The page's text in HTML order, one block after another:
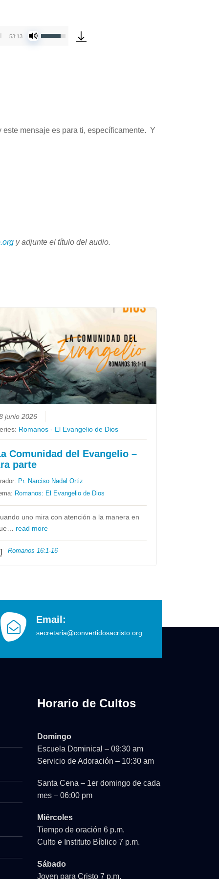
53:13
o
mensaje es para ti, específicamente. Y
y adjunte el título del audio.
junio 2026
Romanos - El Evangelio de Dios
Comunidad del Evangelio –
parte
Pr. Narciso Nadal Ortiz
Romanos: El Evangelio de Dios
uno mira con atención a la manera en
read more
Romanos 16:1-16
Email:
secretaria@convertidosacristo.org
Horario de Cultos
Domingo
Escuela Dominical – 09:30 am
Servicio de Adoración – 10:30 am
Santa Cena – 1er domingo de cada
mes – 06:00 pm
Miércoles
Tiempo de oración 6 p.m.
Culto e Instituto Bíblico 7 p.m.
Sábado
Joven para Cristo 7 p.m.